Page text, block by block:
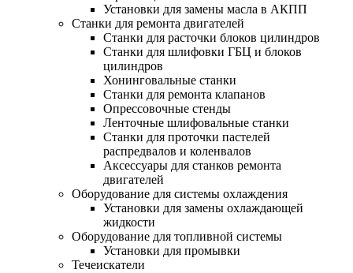
Установки для замены масла в АКПП
Станки для ремонта двигателей
Станки для расточки блоков цилиндров
Станки для шлифовки ГБЦ и блоков
цилиндров
Хонинговальные станки
Станки для ремонта клапанов
Опрессовочные стенды
Ленточные шлифовальные станки
Станки для проточки пастелей
распредвалов и коленвалов
Аксессуары для станков ремонта
двигателей
Оборудование для системы охлаждения
Установки для замены охлаждающей
жидкости
Оборудование для топливной системы
Установки для промывки
Течеискатели